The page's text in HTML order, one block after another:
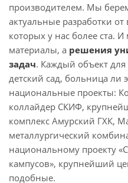
производителем. Мы
актуальные разработки
которых у нас более ста.
материалы, а решения
задач. Каждый объект
детский сад, больница ли
национальные проекты:
коллайдер СКИФ,
комплекс Амурский ГХК,
металлургический
национальному проекту
кампусов», крупнейший
подобные.